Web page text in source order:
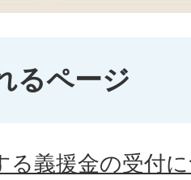
るページ
る義援金の受付